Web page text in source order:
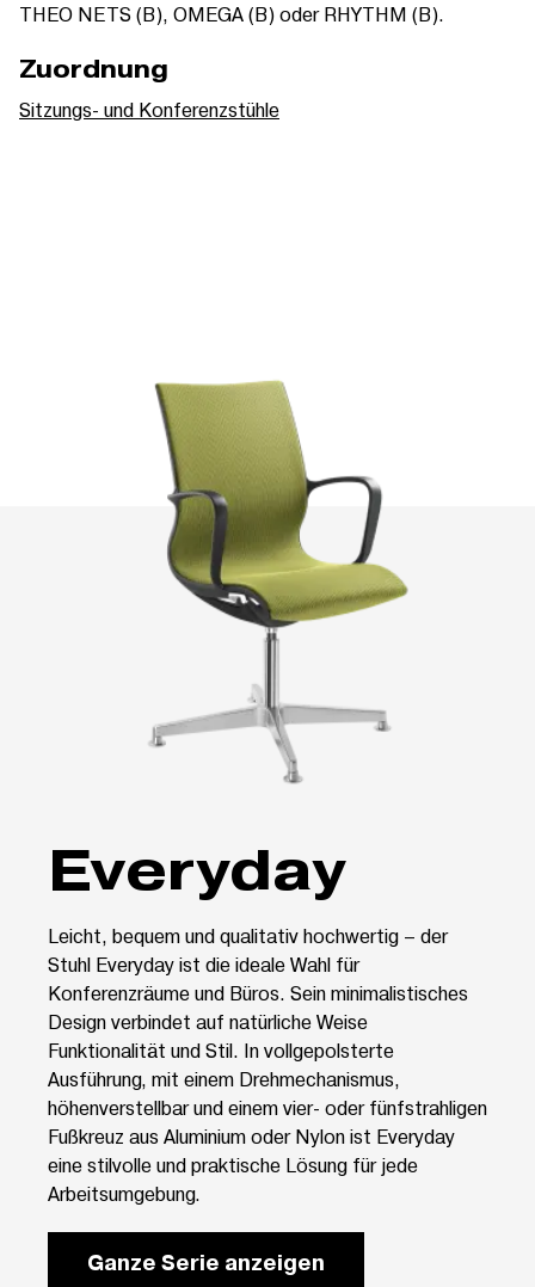
THEO NETS (B), OMEGA (B) oder RHYTHM (B).
Zuordnung
Sitzungs- und Konferenzstühle
Everyday
Leicht, bequem und qualitativ hochwertig – der
Stuhl Everyday ist die ideale Wahl für
Konferenzräume und Büros. Sein minimalistisches
Design verbindet auf natürliche Weise
Funktionalität und Stil. In vollgepolsterte
Ausführung, mit einem Drehmechanismus,
höhenverstellbar und einem vier- oder fünfstrahligen
Fußkreuz aus Aluminium oder Nylon ist Everyday
eine stilvolle und praktische Lösung für jede
Arbeitsumgebung.
Ganze Serie anzeigen